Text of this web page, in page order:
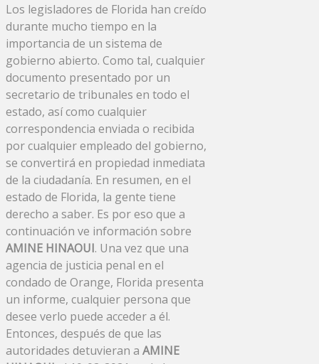
Los legisladores de Florida han creído
durante mucho tiempo en la
importancia de un sistema de
gobierno abierto. Como tal, cualquier
documento presentado por un
secretario de tribunales en todo el
estado, así como cualquier
correspondencia enviada o recibida
por cualquier empleado del gobierno,
se convertirá en propiedad inmediata
de la ciudadanía. En resumen, en el
estado de Florida, la gente tiene
derecho a saber. Es por eso que a
continuación ve información sobre
AMINE HINAOUI. Una vez que una
agencia de justicia penal en el
condado de Orange, Florida presenta
un informe, cualquier persona que
desee verlo puede acceder a él.
Entonces, después de que las
autoridades detuvieran a AMINE